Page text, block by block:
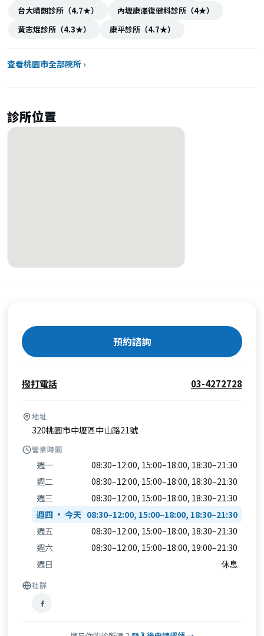
台大晴朗診所（4.7★）
內壢康澤復健科診所（4★）
黃志焜診所（4.3★）
康平診所（4.7★）
查看桃園市全部院所 ›
診所位置
預約諮詢
撥打電話 03-4272728
地址
320桃園市中壢區中山路21號
營業時間
週一
08:30–12:00, 15:00–18:00, 18:30–21:30
週二
08:30–12:00, 15:00–18:00, 18:30–21:30
週三
08:30–12:00, 15:00–18:00, 18:30–21:30
週四
08:30–12:00, 15:00–18:00, 18:30–21:30
週五
08:30–12:00, 15:00–18:00, 18:30–21:30
週六
08:30–12:00, 15:00–18:00, 19:00–21:30
週日
休息
社群